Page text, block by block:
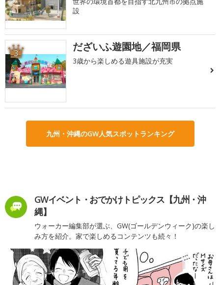
設
3 だざいふ遊園地／福岡県
3歳から楽しめる遊具施設が充実
九州・沖縄のGW人気スポットランキング
GWイベント・おでかけトピックス【九州・沖
縄】
ウォーカー編集部が選ぶ、GW(ゴールデンウィーク)の楽し
み方を紹介。家で楽しめるコンテンツも続々！